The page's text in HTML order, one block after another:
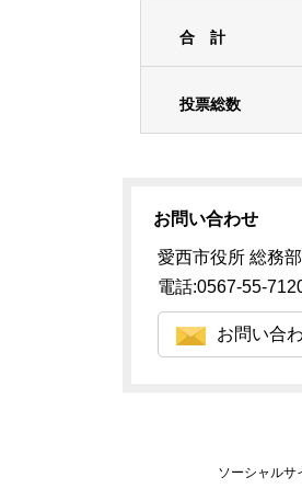
合 計
投票総数
お問い合わせ
愛西市役所 総務
電話:0567-55-
お問い合
ソーシャルサ